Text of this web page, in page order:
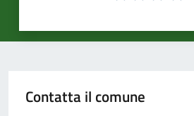
Contatta il comune